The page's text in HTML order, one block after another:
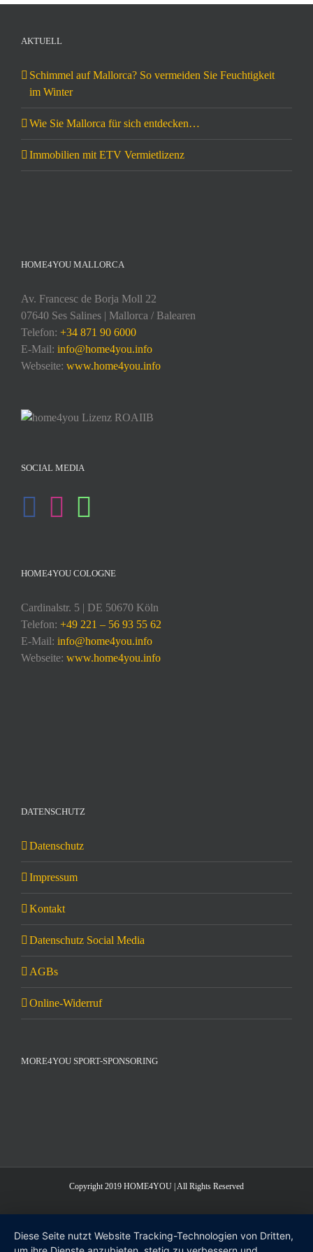
AKTUELL
Schimmel auf Mallorca? So vermeiden Sie Feuchtigkeit
im Winter
Wie Sie Mallorca für sich entdecken…
Immobilien mit ETV Vermietlizenz
HOME4YOU MALLORCA
Av. Francesc de Borja Moll 22
07640 Ses Salines | Mallorca / Balearen
Telefon: +34 871 90 6000
E-Mail: info@home4you.info
Webseite: www.home4you.info
SOCIAL MEDIA
HOME4YOU COLOGNE
Cardinalstr. 5 | DE 50670 Köln
Telefon: +49 221 – 56 93 55 62
E-Mail: info@home4you.info
Webseite: www.home4you.info
DATENSCHUTZ
Datenschutz
Impressum
Kontakt
Datenschutz Social Media
AGBs
Online-Widerruf
MORE4YOU SPORT-SPONSORING
Copyright 2019 HOME4YOU | All Rights Reserved
Diese Seite nutzt Website Tracking-Technologien von Dritten,